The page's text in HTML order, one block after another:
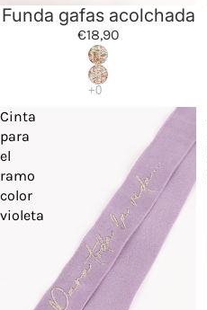
Funda gafas acolchada
€18,90
Cinta
para
el
ramo
color
violeta